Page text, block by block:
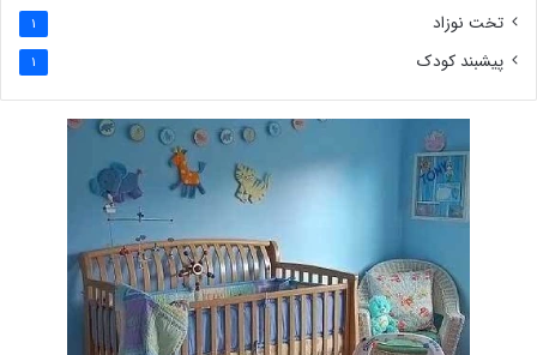
تخت نوزاد 1
پیشبند کودک 1